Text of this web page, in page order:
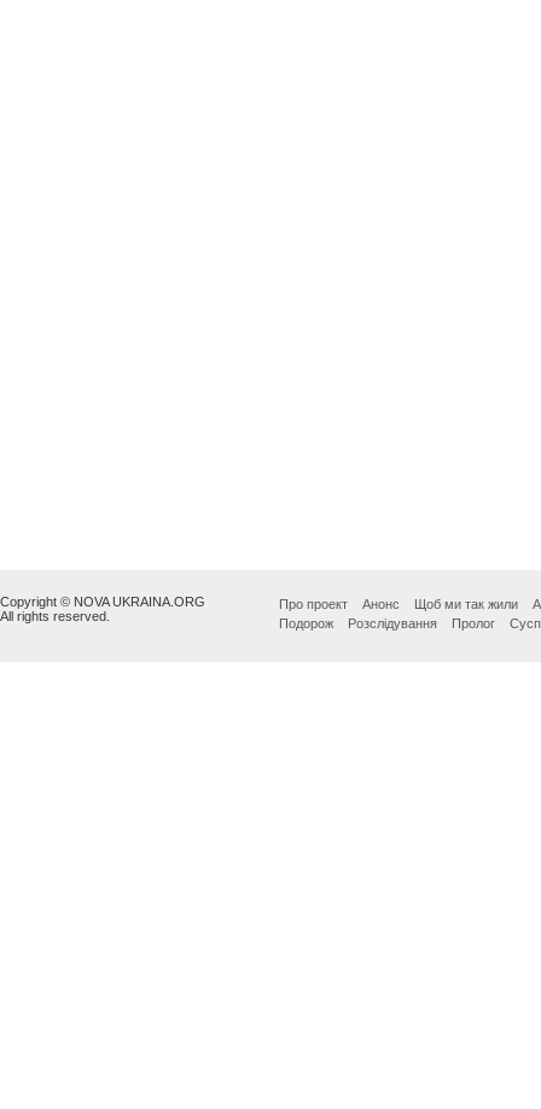
Copyright © NOVA UKRAINA.ORG
All rights reserved.
Про проект Анонс Щоб ми так жили
Подорож
Розслідування Пролог